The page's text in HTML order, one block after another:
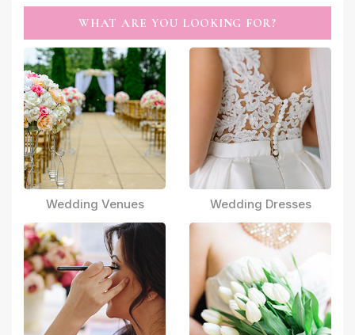
WHAT ARE YOU LOOKING FOR?
Wedding Venues Wedding Dresses